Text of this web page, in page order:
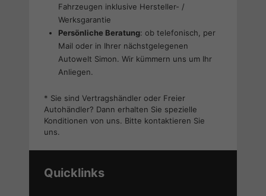
Fahrzeugen inklusive Hersteller- /
Werksgarantie
Persönliche Beratung: ob telefonisch, per
Mail oder in Ihrer nächstgelegenen
Autowelt Simon. Wir kümmern uns um Ihr
Anliegen.
* Sie sind Vertragshändler oder Freier
Autohändler? Dann erhalten Sie spezielle
Konditionen von uns. Bitte kontaktieren Sie
uns.
Quicklinks